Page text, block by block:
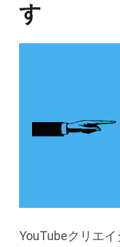
す
YouTubeクリエ